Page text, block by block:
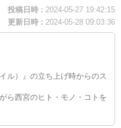
投稿日時 : 2024-05-27 19:42:15
更新日時 : 2024-05-28 09:03:36
ル）』の立ち上げ時からのス
ら西宮のヒト・モノ・コトを